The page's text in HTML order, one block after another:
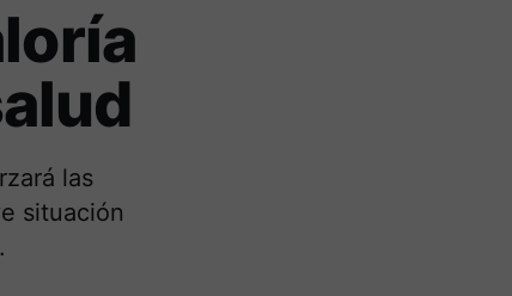
las
situación